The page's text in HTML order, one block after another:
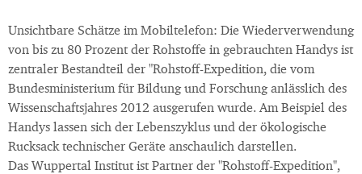
Unsichtbare Schätze im Mobiltelefon: Die Wiederverwendung
von bis zu 80 Prozent der Rohstoffe in gebrauchten Handys ist
zentraler Bestandteil der "Rohstoff-Expedition, die vom
Bundesministerium für Bildung und Forschung anlässlich des
Wissenschaftsjahres 2012 ausgerufen wurde. Am Beispiel des
Handys lassen sich der Lebenszyklus und der ökologische
Rucksack technischer Geräte anschaulich darstellen.
Das Wuppertal Institut ist Partner der "Rohstoff-Expedition",